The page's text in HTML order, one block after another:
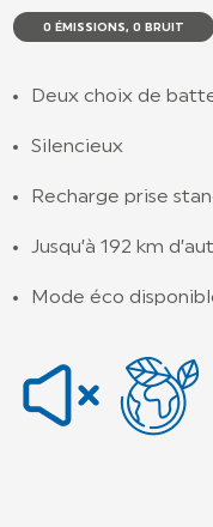
0 ÉMISSIONS, 0 BRUIT
Deux choix de
Silencieux
Recharge prise
Jusqu’à 192 km
Mode éco